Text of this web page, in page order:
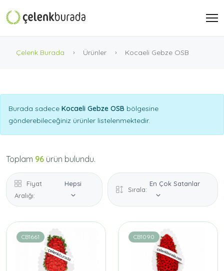
Çelenk Burada Ürünler Kocaeli Gebze OSB
Burada sadece Kocaeli Gebze OSB bölgesine
gönderebileceğiniz ürünler listelenmektedir.
Toplam 96 ürün bulundu.
Fiyat
Aralığı:
Hepsi
Sırala:
En Çok Satanlar
CB1661 CB1090